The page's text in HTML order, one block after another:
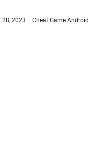
28, 2023 Cheat Game Android